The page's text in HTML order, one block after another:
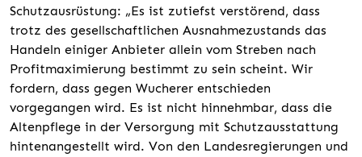
Schutzausrüstung: „Es ist zutiefst verstörend, dass
trotz des gesellschaftlichen Ausnahmezustands das
Handeln einiger Anbieter allein vom Streben nach
Profitmaximierung bestimmt zu sein scheint. Wir
fordern, dass gegen Wucherer entschieden
vorgegangen wird. Es ist nicht hinnehmbar, dass die
Altenpflege in der Versorgung mit Schutzausstattung
hintenangestellt wird. Von den Landesregierungen und